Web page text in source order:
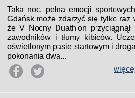
Taka noc, pełna emocji
Gdańsk może zdarzyć się tylko raz
że V Nocny Duathlon
zawodników i tłumy kibiców.
oświetlonym pasie startowym i
pokonania dwa...